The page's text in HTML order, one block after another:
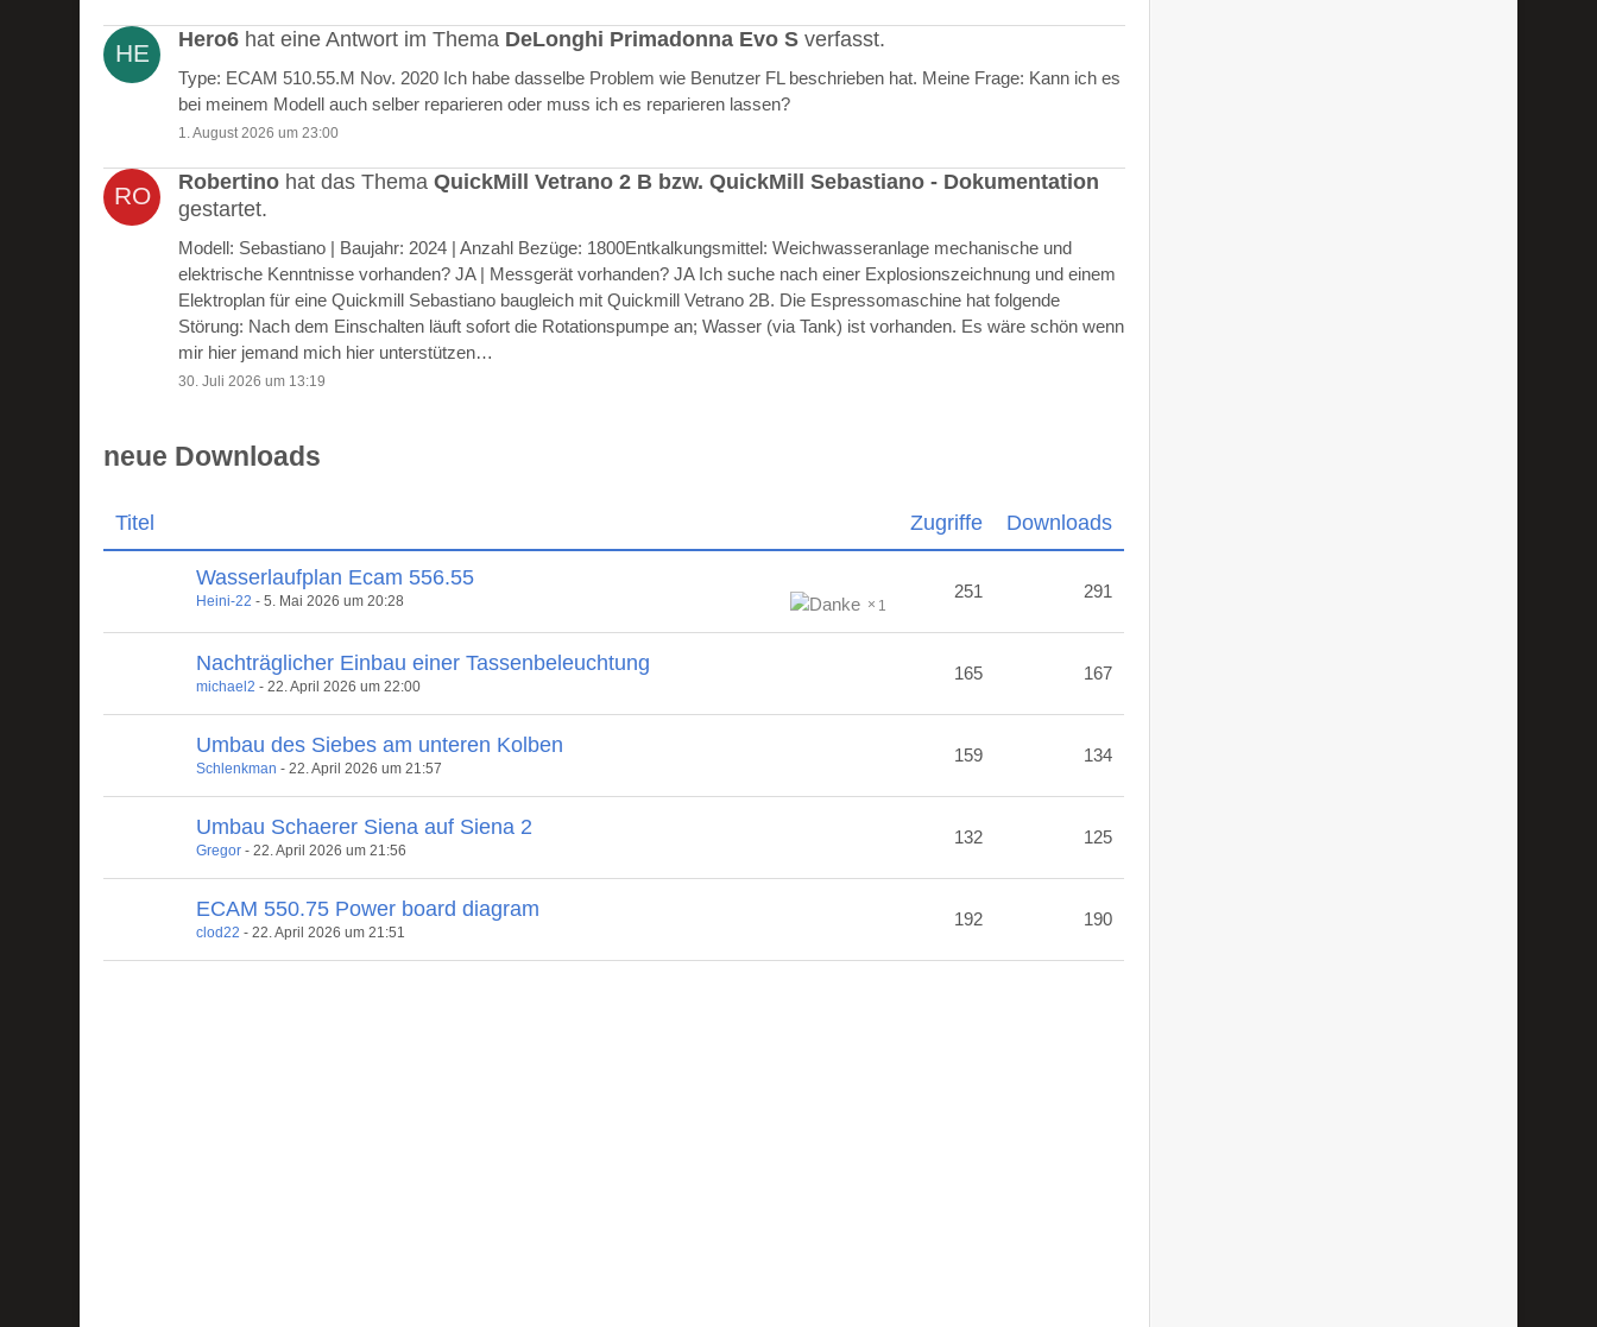
Hero6 hat eine Antwort im Thema DeLonghi Primadonna Evo S verfasst.
Type: ECAM 510.55.M Nov. 2020 Ich habe dasselbe Problem wie Benutzer FL beschrieben hat. Meine Frage: Kann ich es
bei meinem Modell auch selber reparieren oder muss ich es reparieren lassen?
1. August 2026 um 23:00
Robertino hat das ThemaQuickMill Vetrano 2 B bzw. QuickMill Sebastiano - Dokumentation
gestartet.
Modell: Sebastiano | Baujahr: 2024 | Anzahl Bezüge: 1800Entkalkungsmittel: Weichwasseranlage mechanische und
elektrische Kenntnisse vorhanden? JA | Messgerät vorhanden? JA Ich suche nach einer Explosionszeichnung und einem
Elektroplan für eine Quickmill Sebastiano baugleich mit Quickmill Vetrano 2B. Die Espressomaschine hat folgende
Störung: Nach dem Einschalten läuft sofort die Rotationspumpe an; Wasser (via Tank) ist vorhanden. Es wäre schön wenn
mir hier jemand mich hier unterstützen…
30. Juli 2026 um 13:19
neue Downloads
Titel Zugriffe Downloads
Wasserlaufplan Ecam 556.55
1
Heini-22 -5. Mai 2026 um 20:28 251 291
Nachträglicher Einbau einer Tassenbeleuchtung
michael2 -22. April 2026 um 22:00
165 167
Umbau des Siebes am unteren Kolben
Schlenkman -22. April 2026 um 21:57
159 134
Umbau Schaerer Siena auf Siena 2
Gregor -22. April 2026 um 21:56
132 125
ECAM 550.75 Power board diagram
clod22 -22. April 2026 um 21:51
192 190